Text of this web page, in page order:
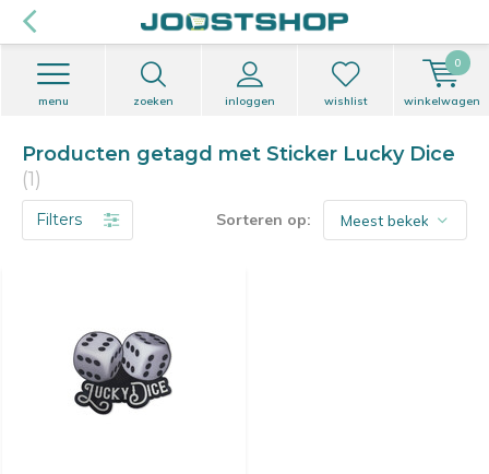
zoeken inloggen
menu wishlist winkelwagen
0
Producten getagd met Sticker Lucky Dice
(1)
Filters Sorteren op: